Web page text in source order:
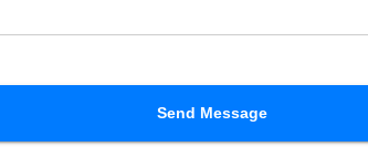
Send Message